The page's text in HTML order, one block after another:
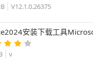
V12.1.0.26375
安装下载工具
Deployment Tool(ODT)
钥)
v